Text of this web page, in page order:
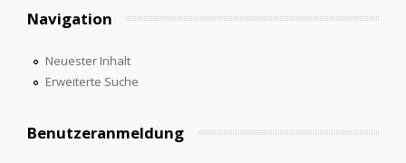
Navigation
Neuester Inhalt
Erweiterte Suche
Benutzeranmeldung